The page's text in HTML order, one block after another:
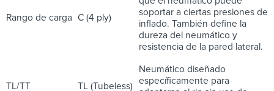
Rango de carga C (4 ply)
soportar a ciertas presiones de
inflado. También define la
dureza del neumático y
resistencia de la pared lateral.
TL/TT TL (Tubeless)
Neumático diseñado
específicamente para